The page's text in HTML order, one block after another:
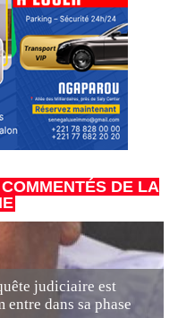
DE LA
judiciaire est
dans sa phase